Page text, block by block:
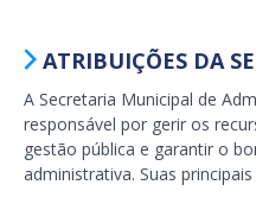
ATRIBUIÇÕES DA
A Secretaria Municipal de
responsável por gerir os
gestão pública e garantir o
administrativa. Suas